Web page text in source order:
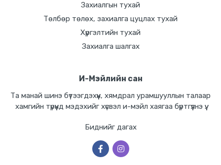
Захиалгын тухай
Төлбөр төлөх, захиалга цуцлах тухай
Хүргэлтийн тухай
Захиалга шалгах
И-Мэйлийн сан
Та манай шинэ бүтээгдэхүүн, хямдрал урамшууллын талаар
хамгийн түрүүнд мэдэхийг хүсвэл и-мэйл хаягаа бүртгүүлнэ үү.
Биднийг дагах